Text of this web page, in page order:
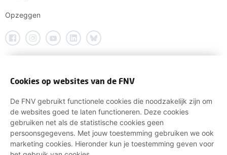
Opzeggen
Cookies op websites van de FNV
De FNV gebruikt functionele cookies die noodzakelijk zijn om
de websites goed te laten functioneren. Deze cookies
gebruiken net als de statistische cookies geen
persoonsgegevens. Met jouw toestemming gebruiken we ook
marketing cookies. Hieronder kun je toestemming geven voor